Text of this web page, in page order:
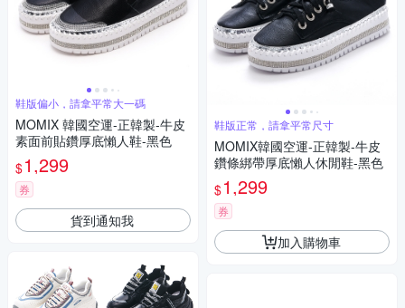
鞋版偏小，請拿平常大一碼
MOMIX 韓國空運-正韓製-牛皮
素面前貼鑽厚底懶人鞋-黑色
$1,299
券
貨到通知我
鞋版正常，請拿平常尺寸
MOMIX韓國空運-正韓製-牛皮
鑽條綁帶厚底懶人休閒鞋-黑色
$1,299
券
加入購物車